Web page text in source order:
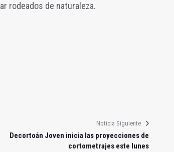
rodeados de naturaleza.
Noticia Siguiente
Decortoán Joven inicia las proyecciones de
cortometrajes este lunes